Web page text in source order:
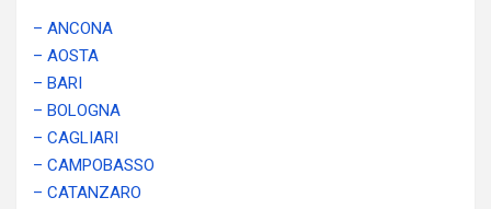
– ANCONA
– AOSTA
– BARI
– BOLOGNA
– CAGLIARI
– CAMPOBASSO
– CATANZARO